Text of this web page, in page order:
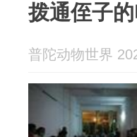
拨通侄子
普陀动物世界